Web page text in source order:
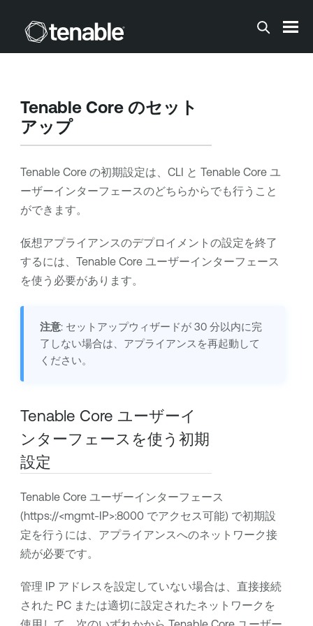
メインコンテンツに移動する
Tenable Coreのセット
アップ
Tenable Coreの初期設定は、CLI と Tenable Coreユ
ーザーインターフェースのどちらからでも行うこと
ができます。
仮想アプライアンスのデプロイメントの設定を終了
するには、 Tenable Coreユーザーインターフェース
を使う必要があります。
注意: セットアップウィザードが 30 分以内に完
了しない場合は、アプライアンスを再起動して
ください。
Tenable Core ユーザーイ
ンターフェースを使う初期
設定
Tenable Coreユーザーインターフェース
(https://<mgmt-IP>:8000 でアクセス可能) で初期設
定を行うには、アプライアンスへのネットワーク接
続が必要です。
管理 IP アドレスを設定していない場合は、直接接続
された PC または適切に設定されたネットワークを